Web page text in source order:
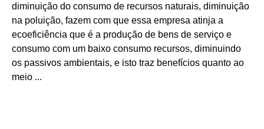
diminuição do consumo de recursos naturais, diminuição
na poluição, fazem com que essa empresa atinja a
ecoeficiência que é a produção de bens de serviço e
consumo com um baixo consumo recursos, diminuindo
os passivos ambientais, e isto traz benefícios quanto ao
meio ...